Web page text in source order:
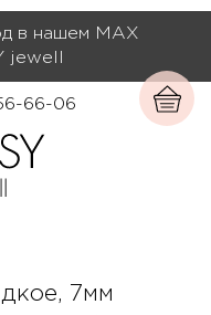
в нашем МАХ
jewell
66-06
7мм